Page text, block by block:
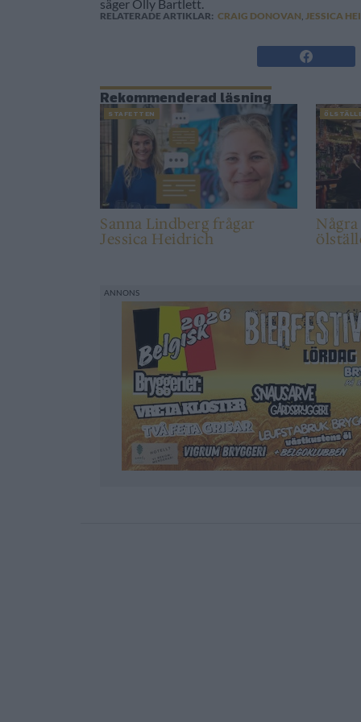
säger Olly Bartlett.
RELATERADE ARTIKLAR: CRAIG DONOVAN,JESSICA
Rekommenderad läsning
STAFETTEN
Sanna Lindberg frågar
Jessica Heidrich